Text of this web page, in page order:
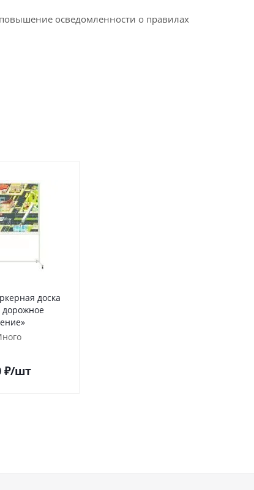
осведомленности о правилах
доска
дорожное
₽/шт